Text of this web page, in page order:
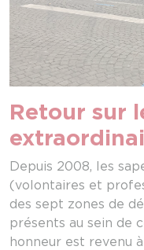
Retour sur
Depuis 2008, les
(volontaires et
des sept zones de
présents au sein de
honneur est revenu